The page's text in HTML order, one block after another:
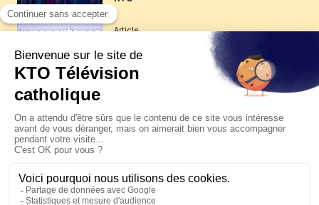
Article
Les reportages d'été 2026 de KTO
La visite pastorale du pape Léon
XIV à Assise à suivre sur KTO le
jeudi 6 août
Le pape en Uruguay, Argentine et
Pérou du 6 au 17 novembre 2026